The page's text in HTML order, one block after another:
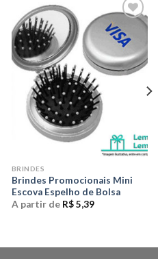
Adicionar
aos meus
desejos
BRINDES
Brindes Promocionais Mini
Escova Espelho de Bolsa
A partir de R$5,39